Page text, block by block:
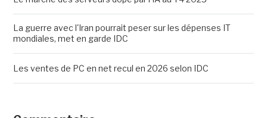
La guerre avec l'Iran pourrait peser sur les dépenses IT
mondiales, met en garde IDC
Les ventes de PC en net recul en 2026 selon IDC